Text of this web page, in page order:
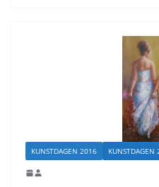
KUNSTDAGEN 2016 KUNSTDAGEN